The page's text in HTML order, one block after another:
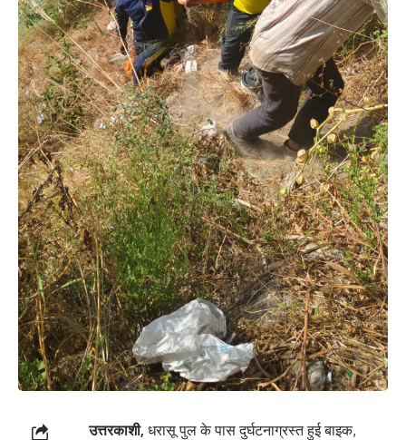
उत्तरकाशी, धरासू पुल के पास दुर्घटनाग्रस्त हुई बाइक,